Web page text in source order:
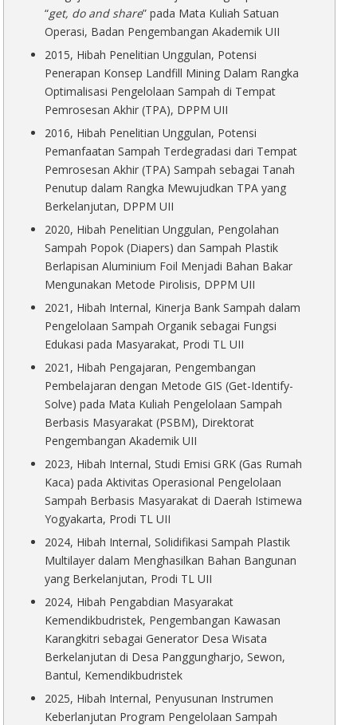
“get, do and share” pada Mata Kuliah Satuan
Operasi, Badan Pengembangan Akademik UII
2015, Hibah Penelitian Unggulan, Potensi
Penerapan Konsep Landfill Mining Dalam Rangka
Optimalisasi Pengelolaan Sampah di Tempat
Pemrosesan Akhir (TPA), DPPM UII
2016, Hibah Penelitian Unggulan, Potensi
Pemanfaatan Sampah Terdegradasi dari Tempat
Pemrosesan Akhir (TPA) Sampah sebagai Tanah
Penutup dalam Rangka Mewujudkan TPA yang
Berkelanjutan, DPPM UII
2020, Hibah Penelitian Unggulan, Pengolahan
Sampah Popok (Diapers) dan Sampah Plastik
Berlapisan Aluminium Foil Menjadi Bahan Bakar
Mengunakan Metode Pirolisis, DPPM UII
2021, Hibah Internal, Kinerja Bank Sampah dalam
Pengelolaan Sampah Organik sebagai Fungsi
Edukasi pada Masyarakat, Prodi TL UII
2021, Hibah Pengajaran, Pengembangan
Pembelajaran dengan Metode GIS (Get-Identify-
Solve) pada Mata Kuliah Pengelolaan Sampah
Berbasis Masyarakat (PSBM), Direktorat
Pengembangan Akademik UII
2023, Hibah Internal, Studi Emisi GRK (Gas Rumah
Kaca) pada Aktivitas Operasional Pengelolaan
Sampah Berbasis Masyarakat di Daerah Istimewa
Yogyakarta, Prodi TL UII
2024, Hibah Internal, Solidifikasi Sampah Plastik
Multilayer dalam Menghasilkan Bahan Bangunan
yang Berkelanjutan, Prodi TL UII
2024, Hibah Pengabdian Masyarakat
Kemendikbudristek, Pengembangan Kawasan
Karangkitri sebagai Generator Desa Wisata
Berkelanjutan di Desa Panggungharjo, Sewon,
Bantul, Kemendikbudristek
2025, Hibah Internal, Penyusunan Instrumen
Keberlanjutan Program Pengelolaan Sampah